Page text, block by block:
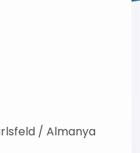
/ Almanya